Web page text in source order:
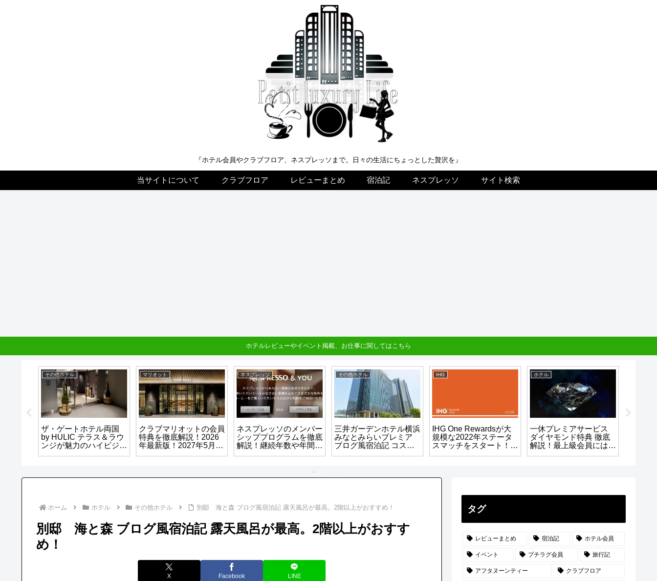
『ホテル会員やクラブフロア、ネスプレッソまで。日々の生活にちょっとした贅沢を』
当サイトについて クラブフロア レビューまとめ 宿泊記 ネスプレッソ サイト検索
ホテルレビューやイベント掲載、お仕事に関してはこちら
その他ホテル
ザ・ゲートホテル両国
by HULIC テラス＆ラウ
ンジが魅力のハイビジネ
マリオット
クラブマリオットの会員
特典を徹底解説！2026
年最新版！2027年5月31
ネスプレッソ
ネスプレッソのメンバー
シッププログラムを徹底
解説！継続年数や年間購
その他ホテル
三井ガーデンホテル横浜
みなとみらいプレミア
ブログ風宿泊記 コスパ
IHG
IHG One Rewardsが大
規模な2022年ステータ
スマッチをスタート！キ
ホテル
一休プレミアサービス
ダイヤモンド特典 徹底
解説！最上級会員にはホ
ホーム ホテル その他ホテル 別邸 海と森 ブログ風宿泊記 露天風呂が最高。2階以上がおすすめ！
別邸 海と森 ブログ風宿泊記 露天風呂が最高。2階以上がおすす
め！
X Facebook LINE
タグ
レビューまとめ 宿泊記 ホテル会員
イベント プチラグ会員 旅行記
アフタヌーンティー クラブフロア